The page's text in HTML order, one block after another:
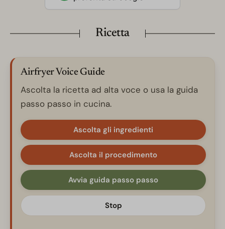
Ricetta
Airfryer Voice Guide
Ascolta la ricetta ad alta voce o usa la guida
passo passo in cucina.
Ascolta gli ingredienti
Ascolta il procedimento
Avvia guida passo passo
Stop